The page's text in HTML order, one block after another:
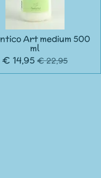
Art medium 500
ml
€ 14,95 € 22,95